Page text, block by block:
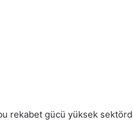
rekabet gücü yüksek